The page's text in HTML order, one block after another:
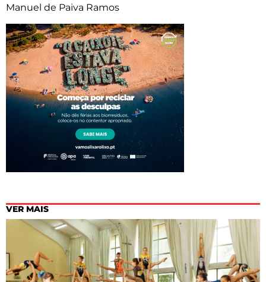
Manuel de Paiva Ramos
VER MAIS